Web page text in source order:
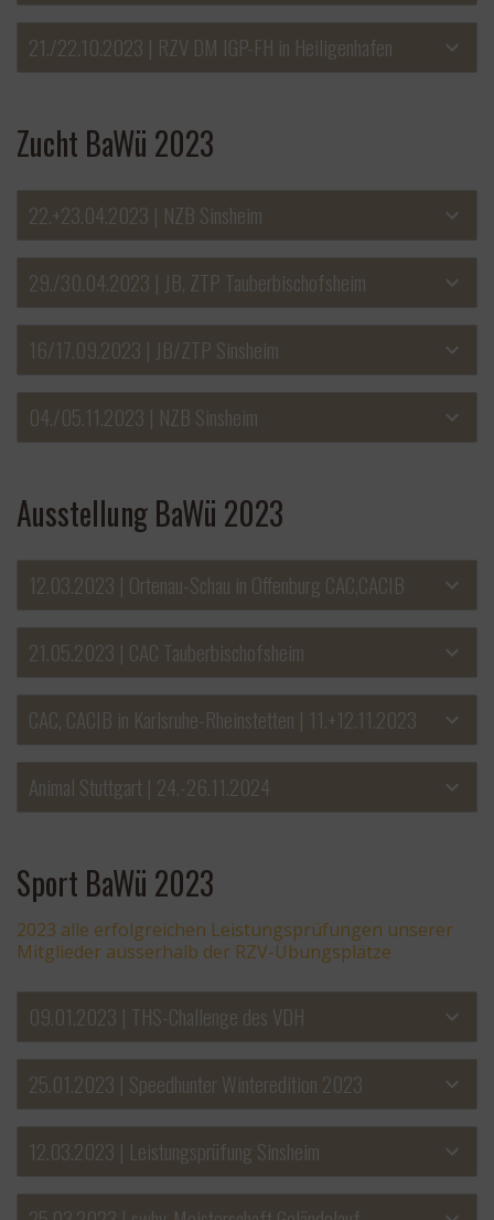
21./22.10.2023 | RZV DM IGP-FH in Heiligenhafen
Zucht BaWü 2023
22.+23.04.2023 | NZB Sinsheim
29./30.04.2023 | JB, ZTP Tauberbischofsheim
16/17.09.2023 | JB/ZTP Sinsheim
04./05.11.2023 | NZB Sinsheim
Ausstellung BaWü 2023
12.03.2023 | Ortenau-Schau in Offenburg CAC,CACIB
21.05.2023 | CAC Tauberbischofsheim
CAC, CACIB in Karlsruhe-Rheinstetten | 11.+12.11.2023
Animal Stuttgart | 24.-26.11.2024
Sport BaWü 2023
2023 alle erfolgreichen Leistungsprüfungen unserer
Mitglieder ausserhalb der RZV-Übungsplätze
09.01.2023 | THS-Challenge des VDH
25.01.2023 | Speedhunter Winteredition 2023
12.03.2023 | Leistungsprüfung Sinsheim